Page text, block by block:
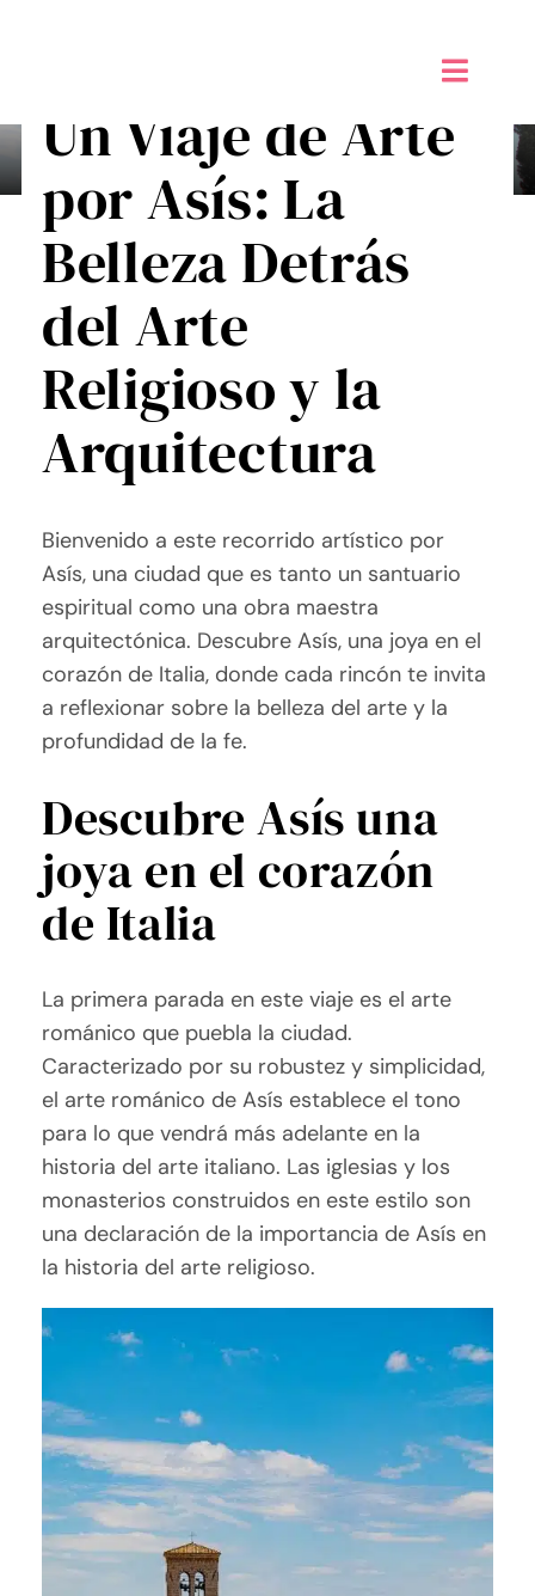
Toggle
Inicio
Alta sensibilidad PAS
Taller de Creatividad Digital
Un Viaje de Arte
por Asís: La
Belleza Detrás
del Arte
Religioso y la
Arquitectura
Bienvenido a este recorrido artístico por
Asís, una ciudad que es tanto un santuario
espiritual como una obra maestra
arquitectónica. Descubre Asís, una joya en el
corazón de Italia, donde cada rincón te invita
a reflexionar sobre la belleza del arte y la
profundidad de la fe.
Descubre Asís una
joya en el corazón
de Italia
La primera parada en este viaje es el arte
románico que puebla la ciudad.
Caracterizado por su robustez y simplicidad,
el arte románico de Asís establece el tono
para lo que vendrá más adelante en la
historia del arte italiano. Las iglesias y los
monasterios construidos en este estilo son
una declaración de la importancia de Asís en
la historia del arte religioso.